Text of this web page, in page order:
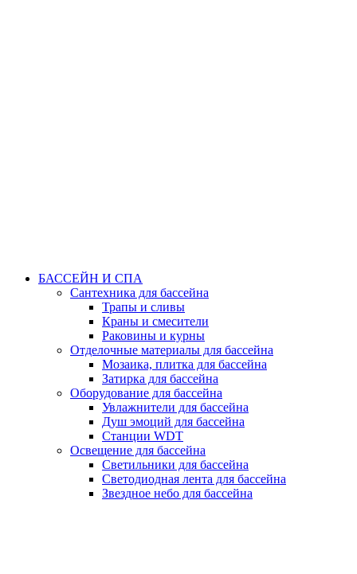
БАССЕЙН И СПА
Сантехника для бассейна
Трапы и сливы
Краны и смесители
Раковины и курны
Отделочные материалы для бассейна
Мозаика, плитка для бассейна
Затирка для бассейна
Оборудование для бассейна
Увлажнители для бассейна
Душ эмоций для бассейна
Станции WDT
Освещение для бассейна
Светильники для бассейна
Светодиодная лента для бассейна
Звездное небо для бассейна